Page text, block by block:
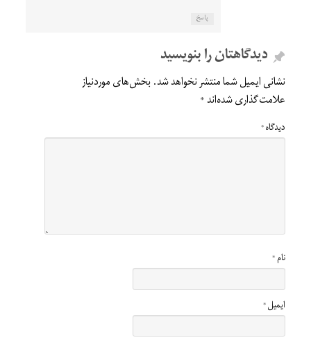
پاسخ
دیدگاهتان را بنویسید
نشانی ایمیل شما منتشر نخواهد شد.بخش‌های موردنیاز
علامت‌گذاری شده‌اند*
دیدگاه*
نام*
ایمیل*